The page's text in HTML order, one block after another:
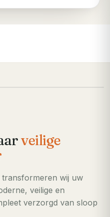
veilige
transformeren wij uw
veilige en
verzorgd van sloop